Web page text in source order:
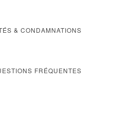
& CONDAMNATIONS
FRÉQUENTES